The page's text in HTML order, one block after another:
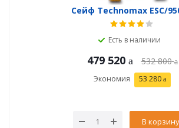
Сейф Technomax ESC/
Есть в наличии
479 520 532 800
Экономия 53 280
В корзину